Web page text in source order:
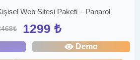
Web Sitesi Paketi – Panarol
1299 ₺
Demo